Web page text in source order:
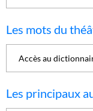
Les mots du
Accès au
Les principaux